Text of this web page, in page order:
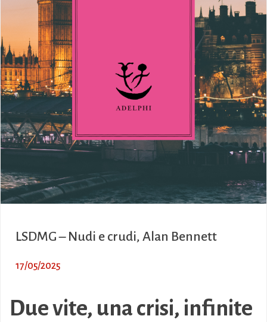
LSDMG – Nudi e crudi, Alan Bennett
17/05/2025
Due vite, una crisi, infinite